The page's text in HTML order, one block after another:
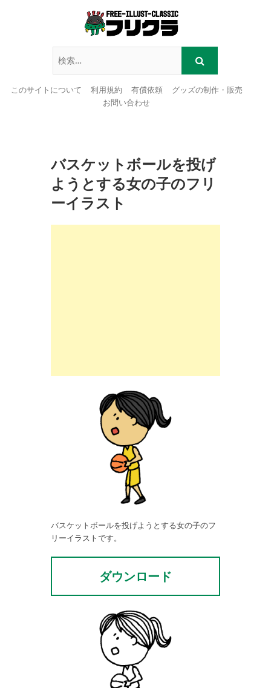
このサイトについて 利用規約 有償依頼
グッズの制作・販売
お問い合わせ
バスケットボールを投げ
ようとする女の子のフリ
ーイラスト
バスケットボールを投げようとする女の子のフ
リーイラストです。
ダウンロード